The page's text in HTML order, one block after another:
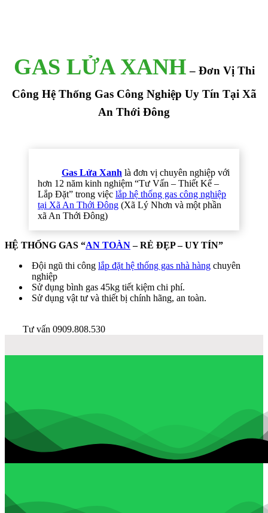
GAS LỬA XANH – Đơn Vị Thi
Công Hệ Thống Gas Công Nghiệp Uy Tín Tại Xã
An Thới Đông
Gas Lửa Xanh là đơn vị chuyên nghiệp với
hơn 12 năm kinh nghiệm “Tư Vấn – Thiết Kế –
Lắp Đặt” trong việc lắp hệ thống gas công nghiệp
tại Xã An Thới Đông (Xã Lý Nhơn và một phần
xã An Thới Đông)
HỆ THỐNG GAS “AN TOÀN– RẺ ĐẸP – UY TÍN”
Đội ngũ thi công lắp đặt hệ thống gas nhà hàng chuyên
nghiệp
Sử dụng bình gas 45kg tiết kiệm chi phí.
Sử dụng vật tư và thiết bị chính hãng, an toàn.
Tư vấn 0909.808.530